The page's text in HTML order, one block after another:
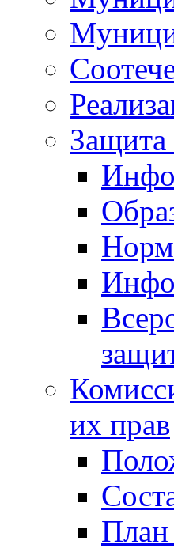
Защита
их прав
План